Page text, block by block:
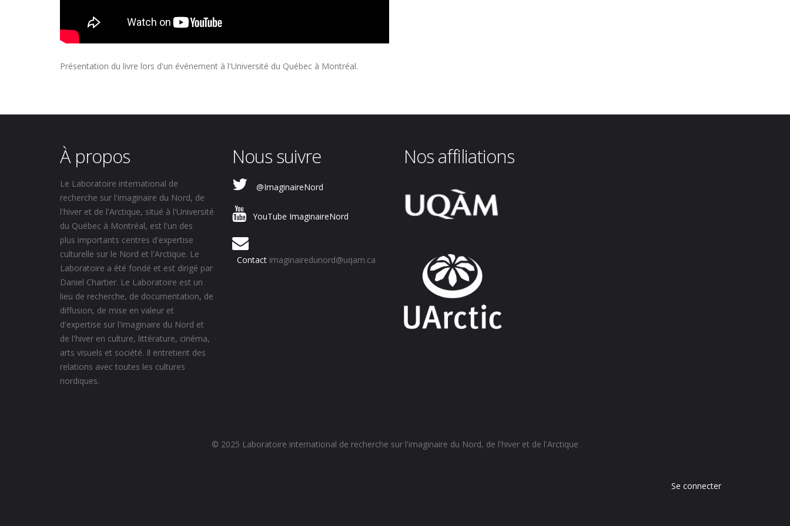
Présentation du livre lors d'un événement à l'Université du Québec à Montréal.
À propos
Le Laboratoire international de
recherche sur l'imaginaire du Nord, de
l'hiver et de l'Arctique, situé à l'Université
du Québec à Montréal, est l'un des
plus importants centres d'expertise
culturelle sur le Nord et l'Arctique. Le
Laboratoire a été fondé et est dirigé par
Daniel Chartier. Le Laboratoire est un
lieu de recherche, de documentation, de
diffusion, de mise en valeur et
d'expertise sur l'imaginaire du Nord et
de l'hiver en culture, littérature, cinéma,
arts visuels et société. Il entretient des
relations avec toutes les cultures
nordiques.
Nous suivre
@ImaginaireNord
YouTube ImaginaireNord
Contactimaginairedunord@uqam.ca
Nos affiliations
© 2025 Laboratoire international de recherche sur l'imaginaire du Nord, de l'hiver et de l'Arctique
Menu
Se connecter